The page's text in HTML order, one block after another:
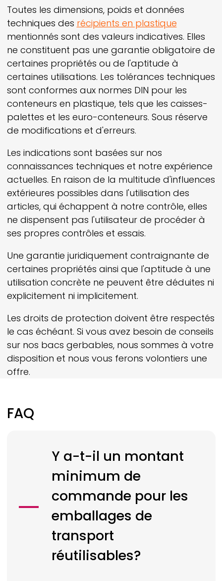
Toutes les dimensions, poids et données
techniques des récipients en plastique
mentionnés sont des valeurs indicatives. Elles
ne constituent pas une garantie obligatoire de
certaines propriétés ou de l'aptitude à
certaines utilisations. Les tolérances techniques
sont conformes aux normes DIN pour les
conteneurs en plastique, tels que les caisses-
palettes et les euro-conteneurs. Sous réserve
de modifications et d'erreurs.
Les indications sont basées sur nos
connaissances techniques et notre expérience
actuelles. En raison de la multitude d'influences
extérieures possibles dans l'utilisation des
articles, qui échappent à notre contrôle, elles
ne dispensent pas l'utilisateur de procéder à
ses propres contrôles et essais.
Une garantie juridiquement contraignante de
certaines propriétés ainsi que l'aptitude à une
utilisation concrète ne peuvent être déduites ni
explicitement ni implicitement.
Les droits de protection doivent être respectés
le cas échéant. Si vous avez besoin de conseils
sur nos bacs gerbables, nous sommes à votre
disposition et nous vous ferons volontiers une
offre.
FAQ
Y a-t-il un montant
minimum de
commande pour les
emballages de
transport
réutilisables?